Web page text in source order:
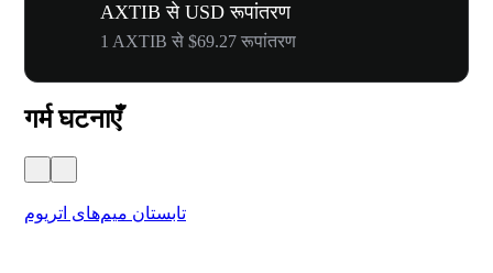
AXTIB से USD रूपांतरण
1 AXTIB से $69.27 रूपांतरण
गर्म घटनाएँ
تابستان میم‌های اتریوم